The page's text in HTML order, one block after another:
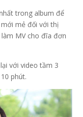
trong album để
mẻ đối với thị
MV cho đĩa đơn
với video tầm 3
phút.